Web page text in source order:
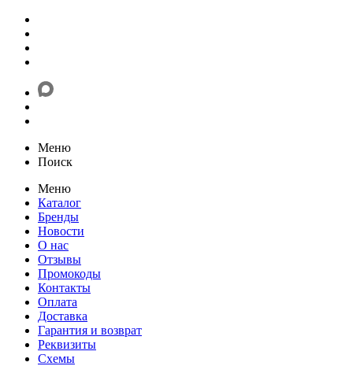
Меню
Поиск
Меню
Каталог
Бренды
Новости
О нас
Отзывы
Промокоды
Контакты
Оплата
Доставка
Гарантия и возврат
Реквизиты
Схемы